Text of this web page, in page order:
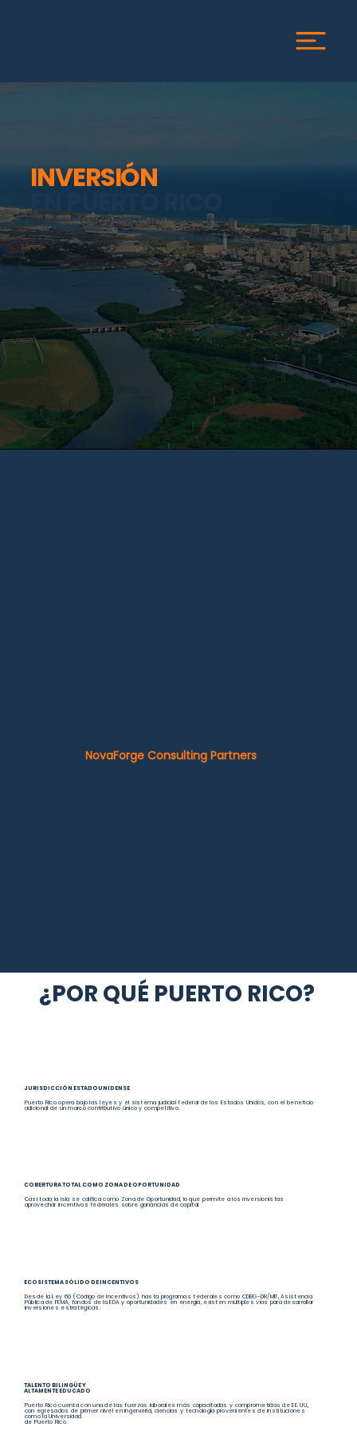
INVERSIÓN
EN PUERTO RICO
Inversiones inteligentes respaldadas por estrategia, incentivos e impacto
NovaForge Consulting Partners
a navegar este entorno en evolución para
¿POR QUÉ PUERTO RICO?
JURISDICCIÓN ESTADOUNIDENSE
Puerto Rico opera bajo las leyes y el sistema judicial federal de los Estados Unidos, con el beneficio
adicional de un marco contributivo único y competitivo.
COBERTURA TOTAL COMO ZONA DE OPORTUNIDAD
Casi toda la isla se califica como Zona de Oportunidad, lo que permite a los inversionistas
aprovechar incentivos federales sobre ganancias de capital.
ECOSISTEMA SÓLIDO DE INCENTIVOS
Desde la Ley 60 (Código de Incentivos) hasta programas federales como CDBG-DR/MIT, Asistencia
Pública de FEMA, fondos de la EDA y oportunidades en energía, existen múltiples vías para desarrollar
inversiones estratégicas.
TALENTO BILINGÜE Y
ALTAMENTE EDUCADO
Puerto Rico cuenta con una de las fuerzas laborales más capacitadas y comprometidas de EE. UU.,
con egresados de primer nivel en ingeniería, ciencias y tecnología provenientes de instituciones
como la Universidad
de Puerto Rico.